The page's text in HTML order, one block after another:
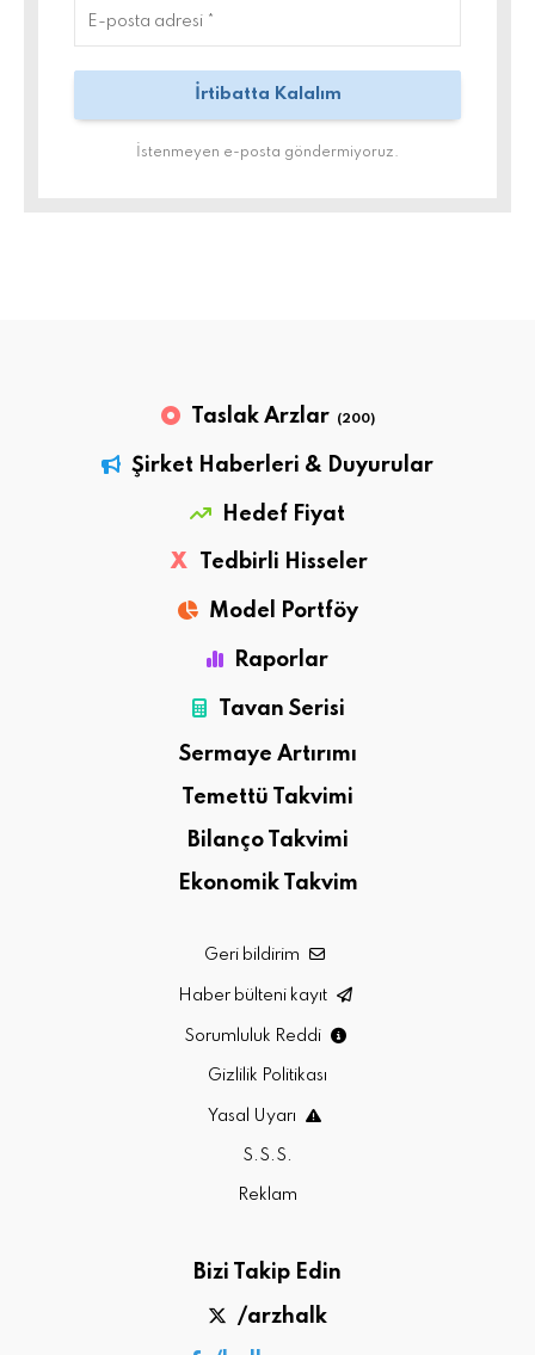
İstenmeyen e-posta göndermiyoruz.
Taslak Arzlar (200)
Şirket Haberleri & Duyurular
Hedef Fiyat
X Tedbirli Hisseler
Model Portföy
Raporlar
Tavan Serisi
Sermaye Artırımı
Temettü Takvimi
Bilanço Takvimi
Ekonomik Takvim
Geri bildirim
Haber bülteni kayıt
Sorumluluk Reddi
Gizlilik Politikası
Yasal Uyarı
S.S.S.
Reklam
Bizi Takip Edin
/arzhalk